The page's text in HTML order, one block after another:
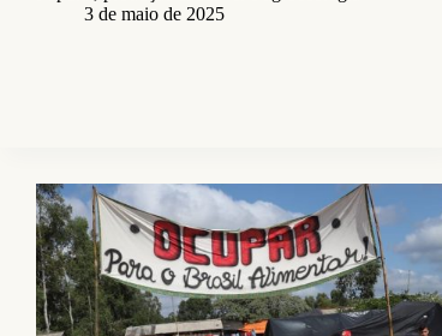
3 de maio de 2025